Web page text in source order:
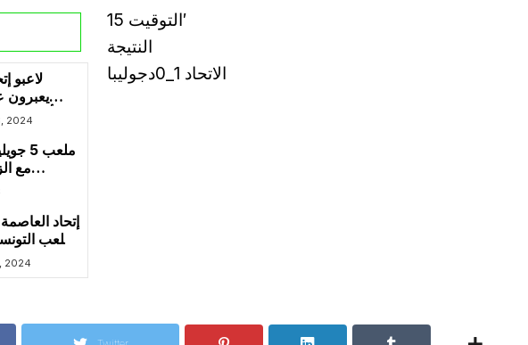
لاعبو
يعبرون
بالتأهل2024
ملعب
مع
إتحاد
الملعب
2024
التوقيت 15′
النتيجة
الاتحاد 1_0دجوليبا